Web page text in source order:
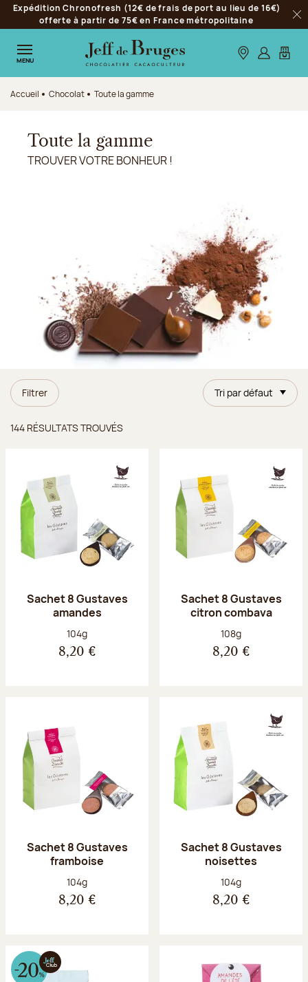
Aller à la navigation
Aller au contenu principal
Aller au pied de page
Expédition Chronofresh (12€ de frais de port au lieu de 16€)
offerte à partir de 75€ en France métropolitaine
MENU Nos boutiques
S’identifier
Mon
Accueil Chocolat Toute la gamme
Toute la gamme
TROUVER VOTRE BONHEUR !
Filtrer Tri par défaut
144 RÉSULTATS TROUVÉS
Sachet 8 Gustaves
amandes
Poids net :
104g
8,20 €
Sachet 8 Gustaves
citron combava
Poids net :
108g
8,20 €
Sachet 8 Gustaves
framboise
Poids net :
104g
8,20 €
Sachet 8 Gustaves
noisettes
Poids net :
104g
8,20 €